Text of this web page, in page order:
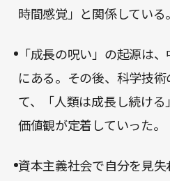
時間感覚」と関係している。
「成長の呪い」の起源は
にある。その後、科学技
て、「人類は成長し続け
価値観が定着していった。
資本主義社会で自分を見